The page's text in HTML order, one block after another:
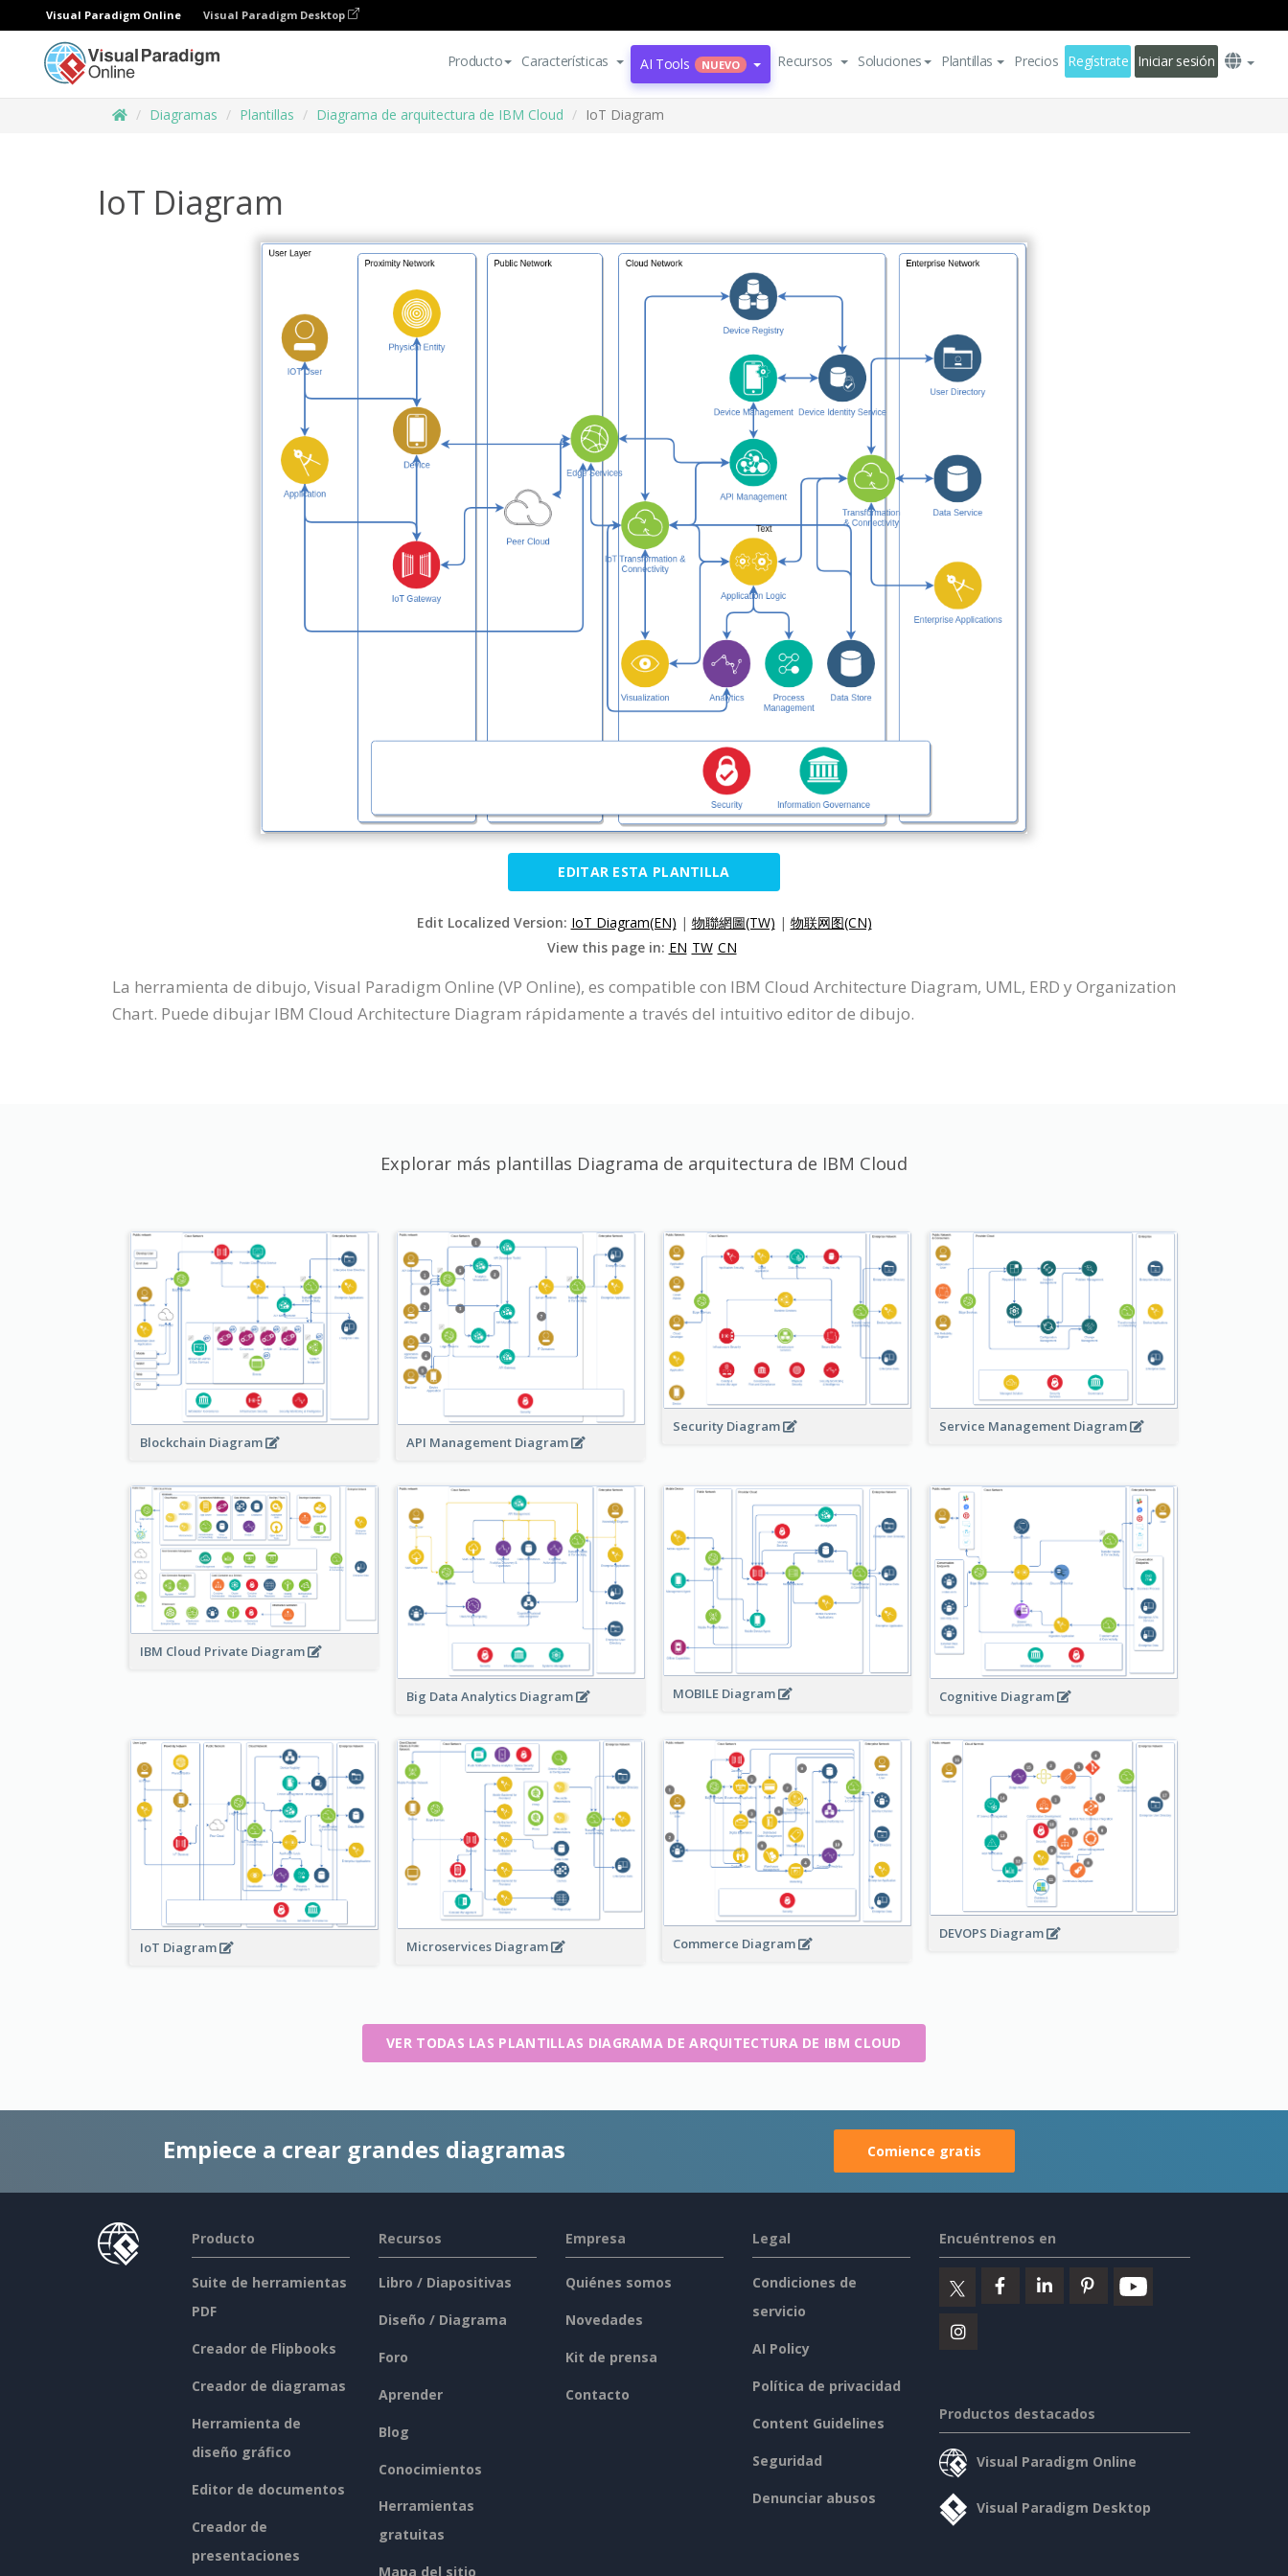
Visual Paradigm Online Visual Paradigm Desktop
Producto Características AI Tools NUEVO Recursos Soluciones Plantillas Precios Regístrate Iniciar sesión
Diagramas Plantillas Diagrama de arquitectura de IBM Cloud IoT Diagram
IoT Diagram
EDITAR ESTA PLANTILLA
Edit Localized Version: IoT Diagram(EN) | 物聯網圖(TW) | 物联网图(CN)
View this page in: EN TW CN
La herramienta de dibujo, Visual Paradigm Online (VP Online), es compatible con IBM Cloud Architecture Diagram, UML, ERD y Organization
Chart. Puede dibujar IBM Cloud Architecture Diagram rápidamente a través del intuitivo editor de dibujo.
Explorar más plantillas Diagrama de arquitectura de IBM Cloud
Blockchain Diagram API Management Diagram
Security Diagram Service Management Diagram
IBM Cloud Private Diagram
Big Data Analytics Diagram MOBILE Diagram Cognitive Diagram
IoT Diagram Microservices Diagram Commerce Diagram
DEVOPS Diagram
VER TODAS LAS PLANTILLAS DIAGRAMA DE ARQUITECTURA DE IBM CLOUD
Empiece a crear grandes diagramas Comience gratis
Producto
Suite de herramientas
PDF
Creador de Flipbooks
Creador de diagramas
Herramienta de
diseño gráfico
Editor de documentos
Creador de
presentaciones
Recursos
Libro / Diapositivas
Diseño / Diagrama
Foro
Aprender
Blog
Conocimientos
Herramientas
gratuitas
Mapa del sitio
Empresa
Quiénes somos
Novedades
Kit de prensa
Contacto
Legal
Condiciones de
servicio
AI Policy
Política de privacidad
Content Guidelines
Seguridad
Denunciar abusos
Encuéntrenos en
Productos destacados
Visual Paradigm Online
Visual Paradigm Desktop